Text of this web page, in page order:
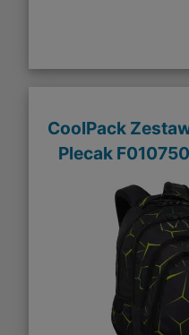
CoolPack
Plecak